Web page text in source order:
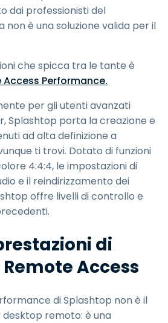
dai professionisti del
non è una soluzione valida per il
che spicca tra le tante è
Performance.
per gli utenti avanzati
Splashtop porta la creazione e
ad alta definizione a
ti trovi. Dotato di funzioni
4:4:4, le impostazioni di
e il reindirizzamento dei
offre livelli di controllo e
di
Access
di Splashtop non è il
remoto: è una